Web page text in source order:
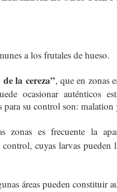
a los frutales de hueso.
la cereza”, que en zonas
ocasionar auténticos
para su control son:
es frecuente la
cuyas larvas pueden
áreas pueden constituir